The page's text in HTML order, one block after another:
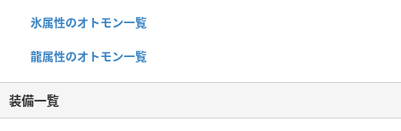
氷属性のオトモン一覧
龍属性のオトモン一覧
装備一覧